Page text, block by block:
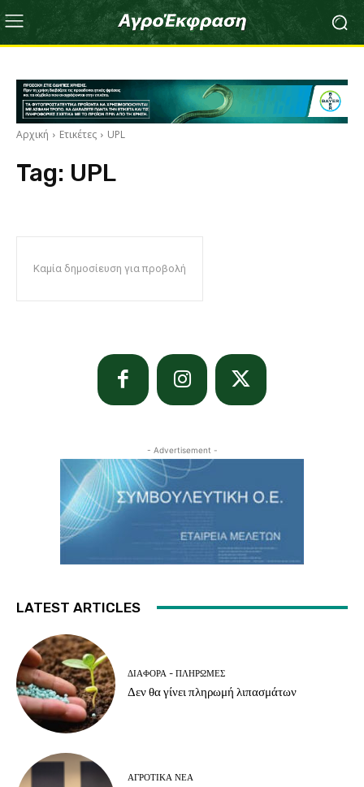
Αρχική Ετικέτες UPL
Tag: UPL
Καμία δημοσίευση για προβολή
- Advertisement -
LATEST ARTICLES
ΔΙΆΦΟΡΑ - ΠΛΗΡΩΜΈΣ
Δεν θα γίνει πληρωμή λιπασμάτων
ΑΓΡΟΤΙΚΆ ΝΈΑ